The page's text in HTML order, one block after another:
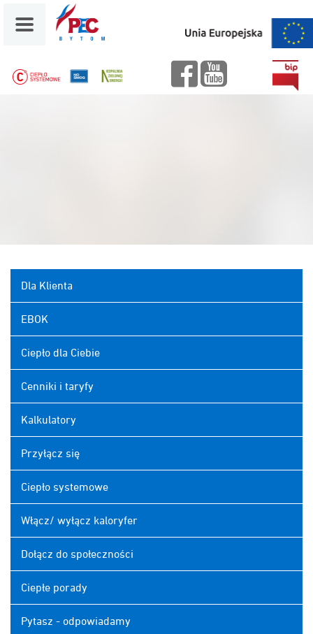
facebbokyoutube
Dla Klienta
EBOK
Ciepło dla Ciebie
Cenniki i taryfy
Kalkulatory
Przyłącz się
Ciepło systemowe
Włącz/ wyłącz kaloryfer
Dołącz do społeczności
Ciepłe porady
Pytasz - odpowiadamy